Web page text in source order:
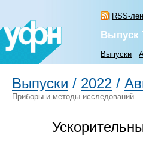
RSS-
Выпуск
Выпуски
Выпуски / 2022 /
Приборы и методы исследований